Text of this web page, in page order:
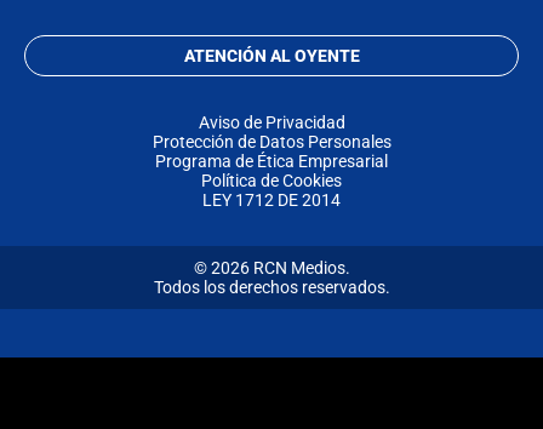
ATENCIÓN AL OYENTE
Aviso de Privacidad
Protección de Datos Personales
Programa de Ética Empresarial
Política de Cookies
LEY 1712 DE 2014
© 2026 RCN Medios.
Todos los derechos reservados.